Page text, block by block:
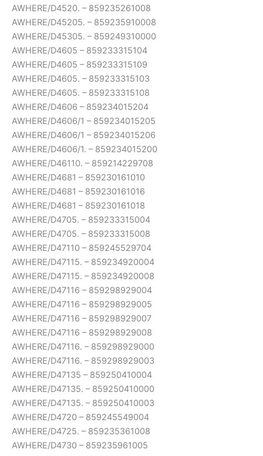
AWHERE/D4520. – 859235261008
AWHERE/D45205. – 859235910008
AWHERE/D45305. – 859249310000
AWHERE/D4605 – 859233315104
AWHERE/D4605 – 859233315109
AWHERE/D4605. – 859233315103
AWHERE/D4605. – 859233315108
AWHERE/D4606 – 859234015204
AWHERE/D4606/1 – 859234015205
AWHERE/D4606/1 – 859234015206
AWHERE/D4606/1. – 859234015200
AWHERE/D46110. – 859214229708
AWHERE/D4681 – 859230161010
AWHERE/D4681 – 859230161016
AWHERE/D4681 – 859230161018
AWHERE/D4705. – 859233315004
AWHERE/D4705. – 859233315008
AWHERE/D47110 – 859245529704
AWHERE/D47115. – 859234920004
AWHERE/D47115. – 859234920008
AWHERE/D47116 – 859298929004
AWHERE/D47116 – 859298929005
AWHERE/D47116 – 859298929007
AWHERE/D47116 – 859298929008
AWHERE/D47116. – 859298929000
AWHERE/D47116. – 859298929003
AWHERE/D47135 – 859250410004
AWHERE/D47135. – 859250410000
AWHERE/D47135. – 859250410003
AWHERE/D4720 – 859245549004
AWHERE/D4725. – 859235361008
AWHERE/D4730 – 859235961005